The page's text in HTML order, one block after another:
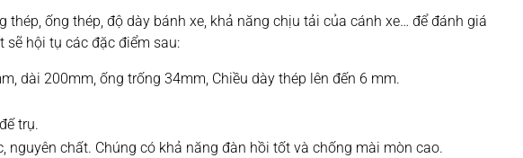
ống thép, độ dày bánh xe, khả năng chịu tải của cánh xe… để đánh giá
hội tụ các đặc điểm sau:
dài 200mm, ống trống 34mm, Chiều dày thép lên đến 6 mm.
trụ.
nguyên chất. Chúng có khả năng đàn hồi tốt và chống mài mòn cao.